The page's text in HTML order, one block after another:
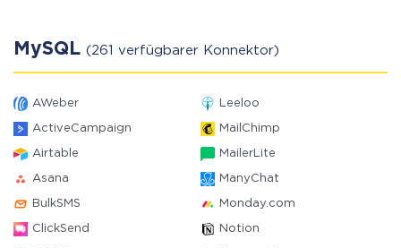
MySQL (261 verfügbarer Konnektor)
AWeber Leeloo
ActiveCampaign MailChimp
Airtable MailerLite
Asana ManyChat
BulkSMS Monday.com
ClickSend Notion